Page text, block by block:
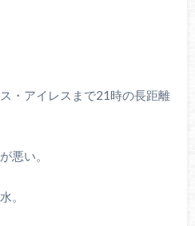
・アイレスまで21時の長距離
悪い。
。